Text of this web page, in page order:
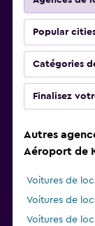
Popular
Catégories
Finalisez
Autres
Aéroport de
Voitures de
Voitures de
Voitures de